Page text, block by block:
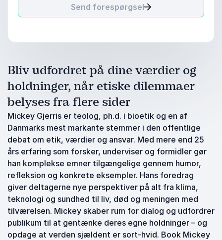
Send forespørgsel
Bliv udfordret på dine værdier og
holdninger, når etiske dilemmaer
belyses fra flere sider
Mickey Gjerris er teolog, ph.d. i bioetik og en af
Danmarks mest markante stemmer i den offentlige
debat om etik, værdier og ansvar. Med mere end 25
års erfaring som forsker, underviser og formidler gør
han komplekse emner tilgængelige gennem humor,
refleksion og konkrete eksempler. Hans foredrag
giver deltagerne nye perspektiver på alt fra klima,
teknologi og sundhed til liv, død og meningen med
tilværelsen. Mickey skaber rum for dialog og udfordrer
publikum til at gentænke deres egne holdninger – og
opdage at verden sjældent er sort-hvid. Book Mickey